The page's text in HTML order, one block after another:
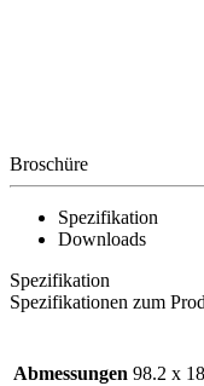
Broschüre
Spezifikation
Downloads
Spezifikation
Spezifikationen zum
Abmessungen 98.2 x